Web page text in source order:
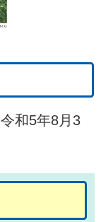
和5年8月3